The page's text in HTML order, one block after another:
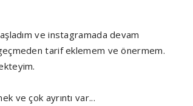
ve instagramada devam
tarif eklemem ve önermem.
ve çok ayrıntı var...